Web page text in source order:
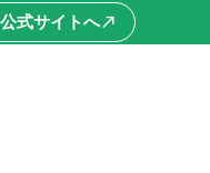
式サイトへnorth_east